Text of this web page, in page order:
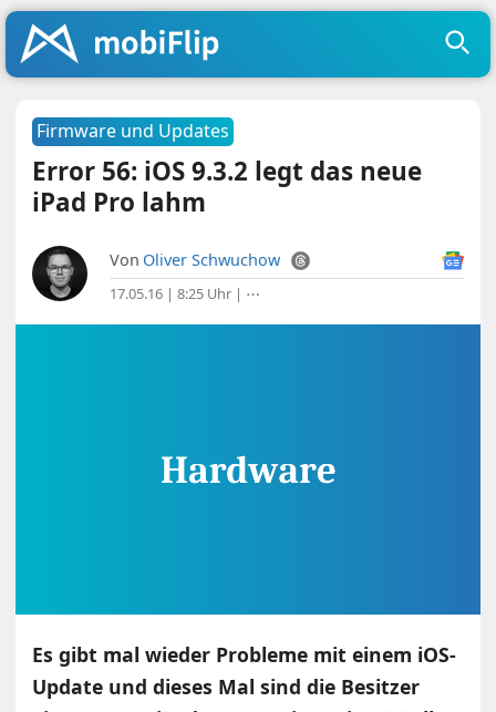
Firmware und Updates
Error 56: iOS 9.3.2 legt das neue
iPad Pro lahm
Von Oliver Schwuchow
17.05.16 | 8:25 Uhr | ⋯
Es gibt mal wieder Probleme mit einem iOS-
Update und dieses Mal sind die Besitzer